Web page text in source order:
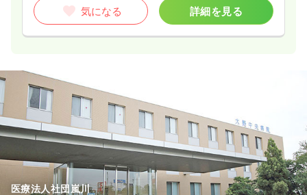
気になる 詳細を見る
医療法人社団嵐川